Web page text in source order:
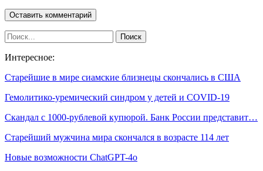
Интересное:
Старейшие в мире сиамские близнецы скончались в США
Гемолитико-уремический синдром у детей и COVID-19
Скандал с 1000-рублевой купюрой. Банк России представит…
Старейший мужчина мира скончался в возрасте 114 лет
Новые возможности ChatGPT-4o